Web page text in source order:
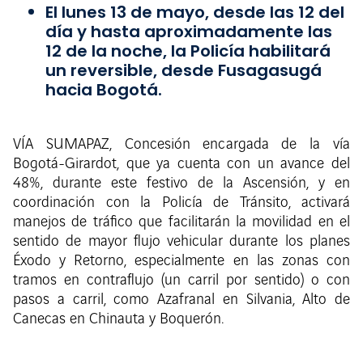
El lunes 13 de mayo, desde las 12 del
día y hasta aproximadamente las
12 de la noche, la Policía habilitará
un reversible, desde Fusagasugá
hacia Bogotá.
VÍA SUMAPAZ, Concesión encargada de la vía
Bogotá-Girardot, que ya cuenta con un avance del
48%, durante este festivo de la Ascensión, y en
coordinación con la Policía de Tránsito, activará
manejos de tráfico que facilitarán la movilidad en el
sentido de mayor flujo vehicular durante los planes
Éxodo y Retorno, especialmente en las zonas con
tramos en contraflujo (un carril por sentido) o con
pasos a carril, como Azafranal en Silvania, Alto de
Canecas en Chinauta y Boquerón.